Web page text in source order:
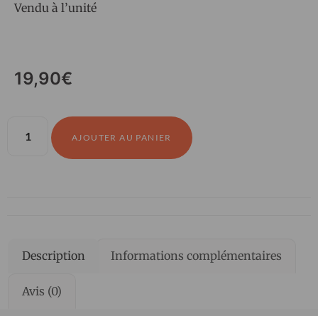
Vendu à l’unité
19,90€
AJOUTER AU PANIER
Description Informations complémentaires
Avis (0)